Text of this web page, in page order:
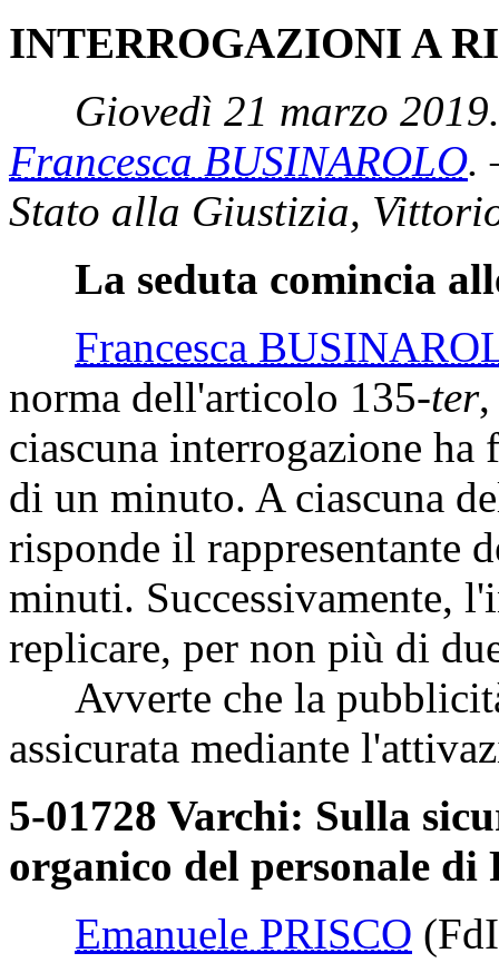
INTERROGAZIONI A
Giovedì 21 marzo
Francesca BUSINAROLO.
Stato alla Giustizia,
La seduta comincia
Francesca
norma dell'articolo 135-ter,
ciascuna interrogazione
di un minuto. A ciascuna
risponde il rappresentante
minuti. Successivamente,
replicare, per non più di
Avverte che la
assicurata mediante
5-01728 Varchi: Sulla
organico del personale
Emanuele PRISCO